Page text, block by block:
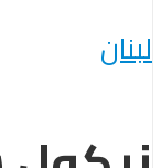
لبنان